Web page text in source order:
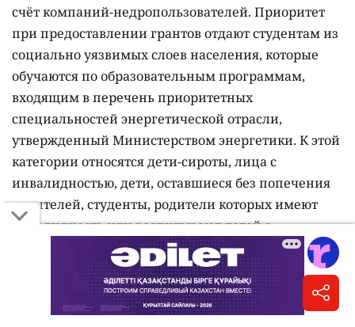
счёт компаний-недропользователей. Приоритет
при предоставлении грантов отдают студентам из
социально уязвимых слоев населения, которые
обучаются по образовательным программам,
входящим в перечень приоритетных
специальностей энергетической отрасли,
утвержденный Министерством энергетики. К этой
категории относятся дети-сироты, лица с
инвалидностью, дети, оставшиеся без попечения
родителей, студенты, родители которых имеют
инвалидность или воспитывают детей с
инвалидностью, а также обучающиеся из
неполных и многодетных семей. Кроме того,
университет предоставляет собственные
образовательные гранты и скидки на оплату